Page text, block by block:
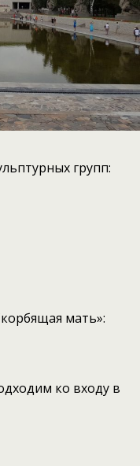
групп:
мать»:
ко входу в